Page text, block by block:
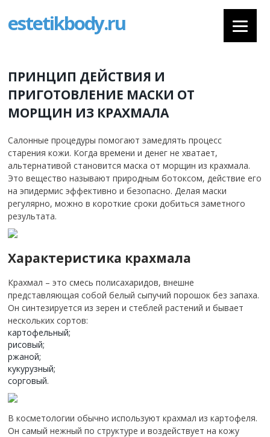
estetikbody.ru
ПРИНЦИП ДЕЙСТВИЯ И
ПРИГОТОВЛЕНИЕ МАСКИ ОТ
МОРЩИН ИЗ КРАХМАЛА
Салонные процедуры помогают замедлять процесс
старения кожи. Когда времени и денег не хватает,
альтернативой становится маска от морщин из крахмала.
Это вещество называют природным ботоксом, действие его
на эпидермис эффективно и безопасно.Делая маски
регулярно, можно в короткие сроки добиться заметного
результата.
Характеристика крахмала
Крахмал – это смесь полисахаридов, внешне
представляющая собой белый сыпучий порошок без запаха.
Он синтезируется из зерен и стеблей растений и бывает
нескольких сортов:
картофельный;
рисовый;
ржаной;
кукурузный;
сорговый.
В косметологии обычно используют крахмал из картофеля.
Он самый нежный по структуре и воздействует на кожу